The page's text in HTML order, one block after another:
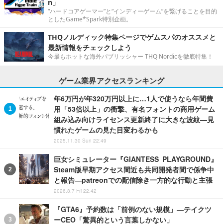
n」
“ハードコアゲーマー”と“インディーゲーム”を繋げることを目的
としたGame*Spark特別企画。
THQノルディック特集ページでゲムスパのオススメと
最新情報をチェックしよう
今最もホットな海外パブリッシャー THQ Nordicを徹底特集！
ゲーム業界アクセスランキング
年6万円が年320万円以上に…1人で使うなら年間費
用「53倍以上」の衝撃、有名フォントの商用ゲーム
組み込み向けライセンス更新終了に大きな波紋―見
慣れたゲームの見た目変わるかも
2025.11.30 Sun 22:49
巨女シミュレーター『GIANTESS PLAYGROUND』
Steam版早期アクセス間近も共同開発者間で係争中
と報告―patreonでの配信除き一方的な行動と主張
2026.8.7 Fri 22:42
『GTA6』予約数は「前例のない規模」―テイクツ
ーCEO「驚異的という言葉しかない」